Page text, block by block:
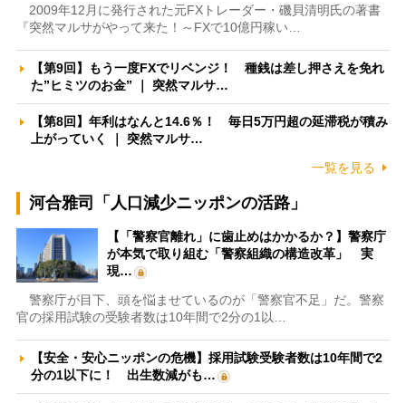
2009年12月に発行された元FXトレーダー・磯貝清明氏の著書
『突然マルサがやって来た！～FXで10億円稼い…
【第9回】もう一度FXでリベンジ！ 種銭は差し押さえを免れ
た”ヒミツのお金” ｜ 突然マルサ…
【第8回】年利はなんと14.6％！ 毎日5万円超の延滞税が積み
上がっていく ｜ 突然マルサ…
一覧を見る
河合雅司「人口減少ニッポンの活路」
【「警察官離れ」に歯止めはかかるか？】警察庁
が本気で取り組む「警察組織の構造改革」 実
現…
警察庁が目下、頭を悩ませているのが「警察官不足」だ。警察
官の採用試験の受験者数は10年間で2分の1以…
【安全・安心ニッポンの危機】採用試験受験者数は10年間で2
分の1以下に！ 出生数減がも…